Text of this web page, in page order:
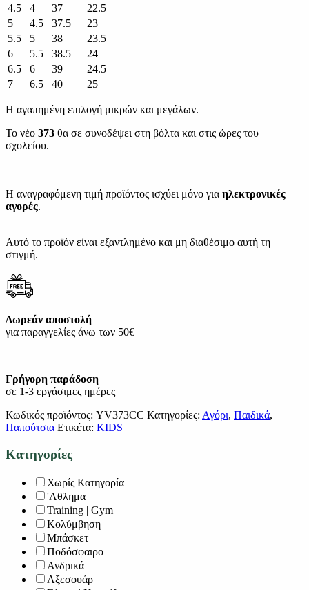
4.5
4 37
22.5
5
4.5 37.5
23
5.5
5 38
23.5
6
5.5 38.5
24
6.5
6 39
24.5
7
6.5 40 25
Η αγαπημένη επιλογή μικρών και μεγάλων.
Το νέο 373 θα σε συνοδέψει στη βόλτα και στις ώρες του
σχολείου.
Η αναγραφόμενη τιμή προϊόντος ισχύει μόνο για ηλεκτρονικές
αγορές.
Αυτό το προϊόν είναι εξαντλημένο και μη διαθέσιμο αυτή τη
στιγμή.
Δωρεάν αποστολή
για παραγγελίες άνω των 50€
Γρήγορη παράδοση
σε 1-3 εργάσιμες ημέρες
Κωδικός προϊόντος: YV373CC Κατηγορίες: Αγόρι, Παιδικά,
Παπούτσια Ετικέτα: KIDS
Κατηγορίες
Χωρίς Κατηγορία
'Αθλημα
Training | Gym
Κολύμβηση
Μπάσκετ
Ποδόσφαιρο
Ανδρικά
Αξεσουάρ